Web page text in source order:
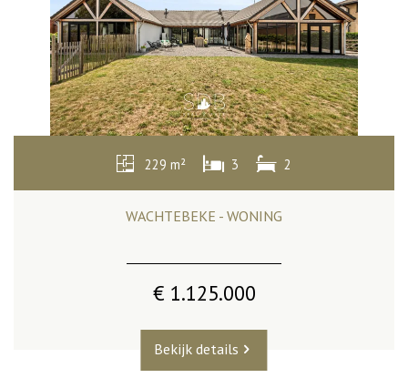
229 m² 3 2
WACHTEBEKE - WONING
€ 1.125.000
Bekijk details